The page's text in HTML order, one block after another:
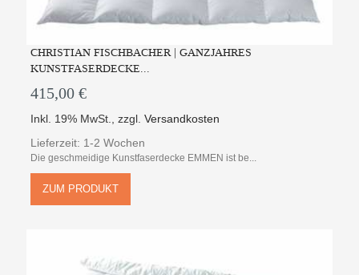
CHRISTIAN FISCHBACHER | GANZJAHRES
KUNSTFASERDECKE...
415,00 €
Inkl. 19% MwSt. ,zzgl.Versandkosten
Lieferzeit: 1-2 Wochen
Die geschmeidige Kunstfaserdecke EMMEN ist be...
ZUM PRODUKT